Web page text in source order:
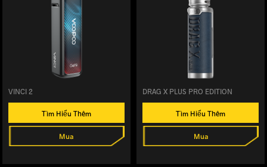
VINCI 2
Tìm Hiểu Thêm
Mua
DRAG X PLUS PRO EDITION
Tìm Hiểu Thêm
Mua